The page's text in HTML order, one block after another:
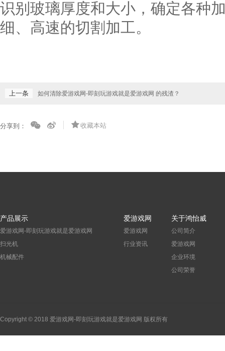
识别玻璃厚度和大小，确定各种
细、高速的切割加工。
上一条 如何清除爱游戏网-即刻玩游戏就是爱游戏网 的残渣？
分享到： 收藏本站
产品展示
爱游戏网-即刻玩游戏就是爱游戏网
扫光机
机械配件
爱游戏网
爱游戏网
行业资讯
关于鸿怡威
公司简介
爱游戏网
企业环境
公司荣誉
Copyright © 2018 爱游戏网-即刻玩游戏就是爱游戏网 版权所有